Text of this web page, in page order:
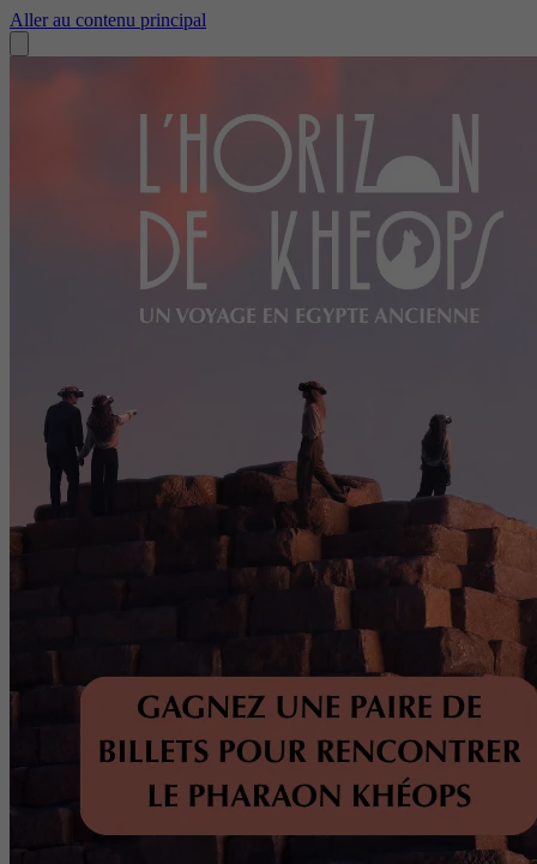
Aller au contenu principal